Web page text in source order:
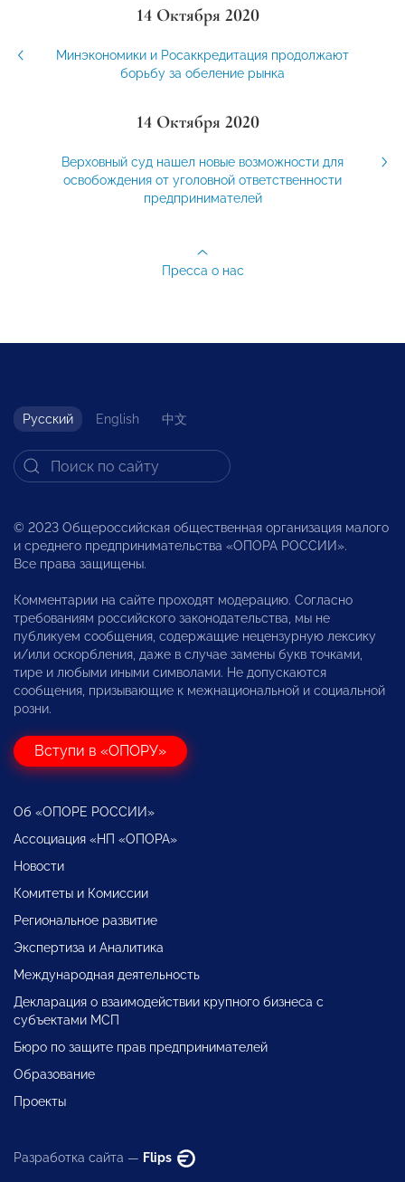
14 Октября 2020
Минэкономики и Росаккредитация продолжают
борьбу за обеление рынка
14 Октября 2020
Верховный суд нашел новые возможности для
освобождения от уголовной ответственности
предпринимателей
Пресса о нас
Русский English 中文
© 2023 Общероссийская общественная организация малого
и среднего предпринимательства «ОПОРА РОССИИ».
Все права защищены.
Комментарии на сайте проходят модерацию. Согласно
требованиям российского законодательства, мы не
публикуем сообщения, содержащие нецензурную лексику
и/или оскорбления, даже в случае замены букв точками,
тире и любыми иными символами. Не допускаются
сообщения, призывающие к межнациональной и социальной
розни.
Вступи в «ОПОРУ»
Об «ОПОРЕ РОССИИ»
Ассоциация «НП «ОПОРА»
Новости
Комитеты и Комиссии
Региональное развитие
Экспертиза и Аналитика
Международная деятельность
Декларация о взаимодействии крупного бизнеса с
субъектами МСП
Бюро по защите прав предпринимателей
Образование
Проекты
Разработка сайта — Flips